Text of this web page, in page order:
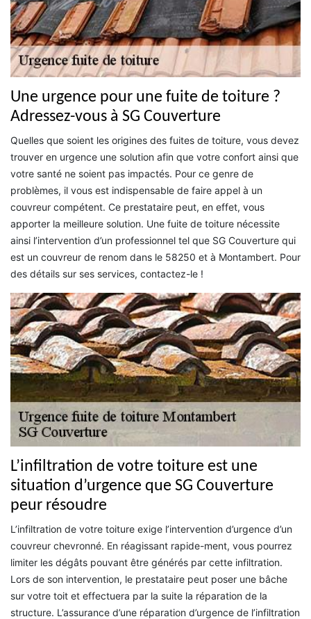
Une urgence pour une fuite de toiture ?
Adressez-vous à SG Couverture
Quelles que soient les origines des fuites de toiture, vous devez
trouver en urgence une solution afin que votre confort ainsi que
votre santé ne soient pas impactés. Pour ce genre de
problèmes, il vous est indispensable de faire appel à un
couvreur compétent. Ce prestataire peut, en effet, vous
apporter la meilleure solution. Une fuite de toiture nécessite
ainsi l’intervention d’un professionnel tel que SG Couverture qui
est un couvreur de renom dans le 58250 et à Montambert. Pour
des détails sur ses services, contactez-le !
L’infiltration de votre toiture est une
situation d’urgence que SG Couverture
peur résoudre
L’infiltration de votre toiture exige l’intervention d’urgence d’un
couvreur chevronné. En réagissant rapide-ment, vous pourrez
limiter les dégâts pouvant être générés par cette infiltration.
Lors de son intervention, le prestataire peut poser une bâche
sur votre toit et effectuera par la suite la réparation de la
structure. L’assurance d’une réparation d’urgence de l’infiltration